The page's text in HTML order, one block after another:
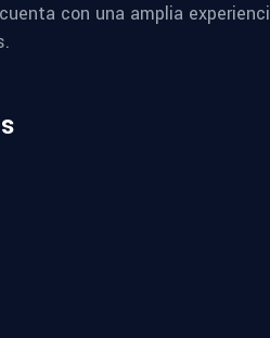
con una amplia